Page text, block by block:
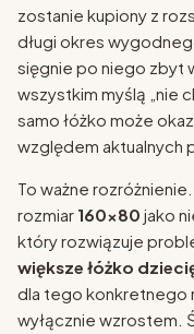
zostanie kupiony z
długi okres
sięgnie po niego zbyt
wszystkim myślą „nie
samo łóżko może
względem aktualnych
To ważne
rozmiar 160x80 jako
który rozwiązuje
większe łóżko
dla tego konkretnego
wyłącznie wzrostem.